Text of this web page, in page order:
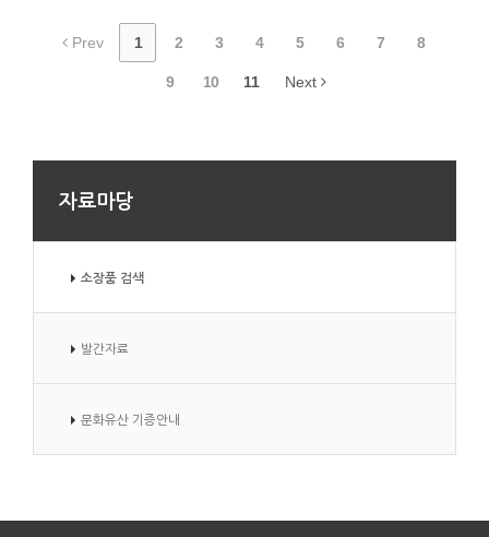
Prev 1 2 3 4 5 6 7 8
9 10 11 Next
자료마당
소장품 검색
발간자료
문화유산 기증안내